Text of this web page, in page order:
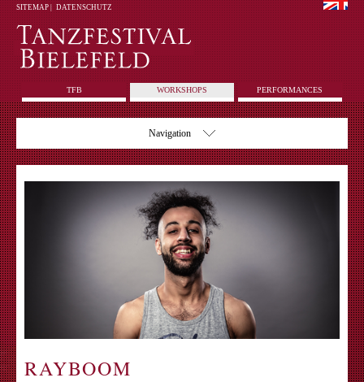
SITEMAP| DATENSCHUTZ
TFB WORKSHOPS PERFORMANCES
Navigation
RAYBOOM